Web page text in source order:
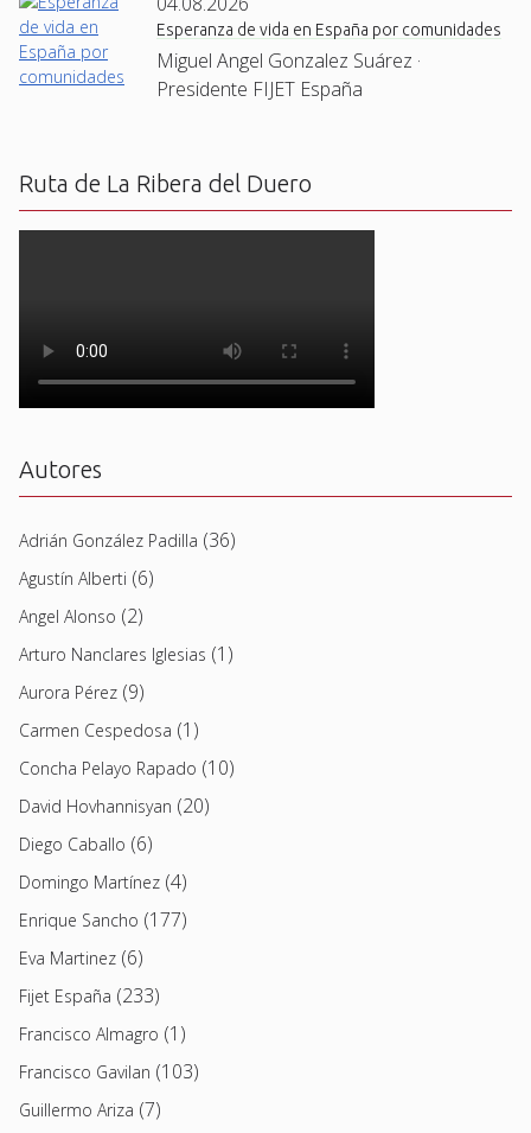
Esperanza de vida en España por comunidades
Miguel Angel Gonzalez Suárez ·
Presidente FIJET España
Ruta de La Ribera del Duero
Autores
Adrián González Padilla (36)
Agustín Alberti (6)
Angel Alonso (2)
Arturo Nanclares Iglesias (1)
Aurora Pérez (9)
Carmen Cespedosa (1)
Concha Pelayo Rapado (10)
David Hovhannisyan (20)
Diego Caballo (6)
Domingo Martínez (4)
Enrique Sancho (177)
Eva Martinez (6)
Fijet España (233)
Francisco Almagro (1)
Francisco Gavilan (103)
Guillermo Ariza (7)